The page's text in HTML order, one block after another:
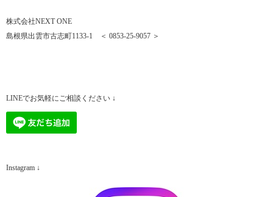
株式会社NEXT ONE
島根県出雲市古志町1133-1 ＜ 0853-25-9057 ＞
LINEでお気軽にご相談ください ↓
Instagram ↓